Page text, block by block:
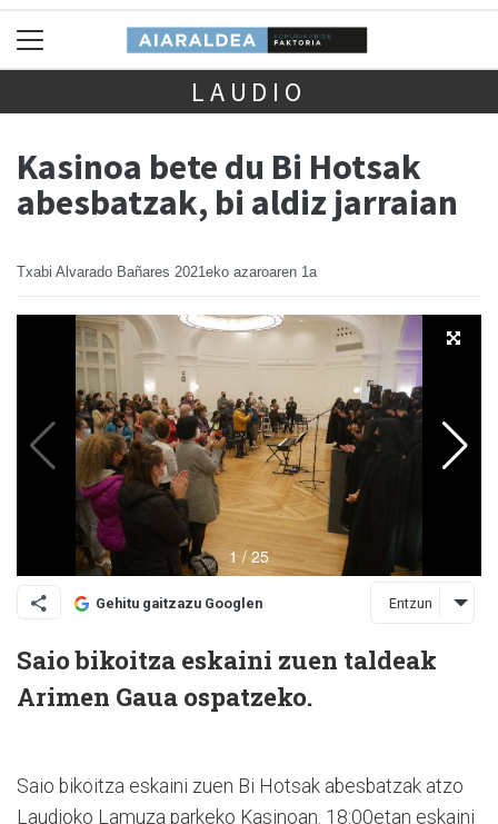
LAUDIO
Kasinoa bete du Bi Hotsak
abesbatzak, bi aldiz jarraian
Txabi Alvarado Bañares 2021eko azaroaren 1a
Gehitu gaitzazu Googlen Entzun
Saio bikoitza eskaini zuen taldeak
Arimen Gaua ospatzeko.
Saio bikoitza eskaini zuen Bi Hotsak abesbatzak atzo
Laudioko Lamuza parkeko Kasinoan. 18:00etan eskaini